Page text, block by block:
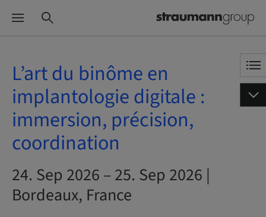
L’art du binôme en
implantologie digitale :
immersion, précision,
coordination
24. Sep 2026 – 25. Sep 2026 |
Bordeaux, France